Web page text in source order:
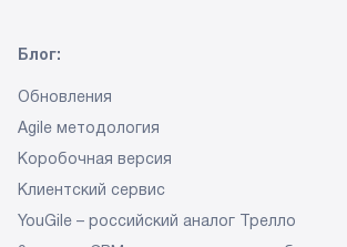
Блог:
Обновления
Agile методология
Коробочная версия
Клиентский сервис
YouGile – российский аналог Трелло